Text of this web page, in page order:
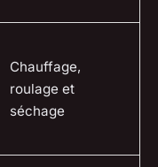
Chauffage,
roulage et
séchage